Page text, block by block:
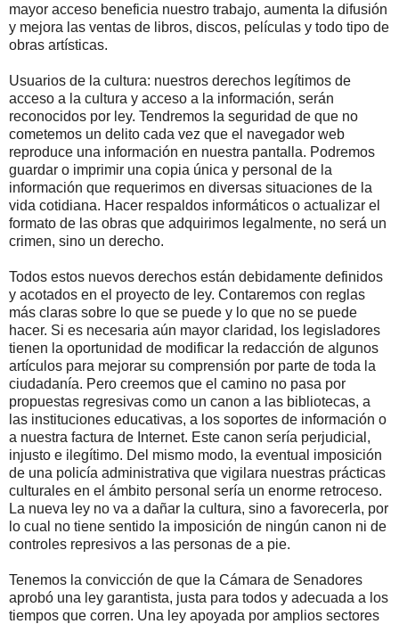
mayor acceso beneficia nuestro trabajo, aumenta la difusión
y mejora las ventas de libros, discos, películas y todo tipo de
obras artísticas.
Usuarios de la cultura: nuestros derechos legítimos de
acceso a la cultura y acceso a la información, serán
reconocidos por ley. Tendremos la seguridad de que no
cometemos un delito cada vez que el navegador web
reproduce una información en nuestra pantalla. Podremos
guardar o imprimir una copia única y personal de la
información que requerimos en diversas situaciones de la
vida cotidiana. Hacer respaldos informáticos o actualizar el
formato de las obras que adquirimos legalmente, no será un
crimen, sino un derecho.
Todos estos nuevos derechos están debidamente definidos
y acotados en el proyecto de ley. Contaremos con reglas
más claras sobre lo que se puede y lo que no se puede
hacer. Si es necesaria aún mayor claridad, los legisladores
tienen la oportunidad de modificar la redacción de algunos
artículos para mejorar su comprensión por parte de toda la
ciudadanía. Pero creemos que el camino no pasa por
propuestas regresivas como un canon a las bibliotecas, a
las instituciones educativas, a los soportes de información o
a nuestra factura de Internet. Este canon sería perjudicial,
injusto e ilegítimo. Del mismo modo, la eventual imposición
de una policía administrativa que vigilara nuestras prácticas
culturales en el ámbito personal sería un enorme retroceso.
La nueva ley no va a dañar la cultura, sino a favorecerla, por
lo cual no tiene sentido la imposición de ningún canon ni de
controles represivos a las personas de a pie.
Tenemos la convicción de que la Cámara de Senadores
aprobó una ley garantista, justa para todos y adecuada a los
tiempos que corren. Una ley apoyada por amplios sectores